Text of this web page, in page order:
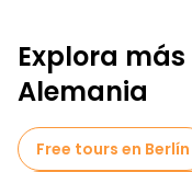
Tours en bicicleta
Explora
Alemania
Free tours en Berlín